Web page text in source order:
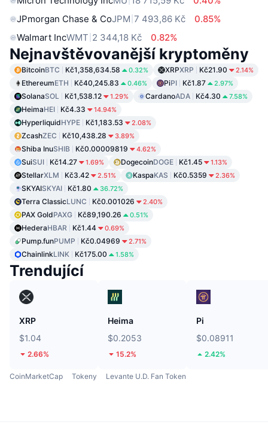
JPmorgan Chase & CoJPM 7 493,86 Kč
0.85%
Walmart IncWMT 2 344,18 Kč 0.82%
Nejnavštěvovanější kryptoměny
BitcoinBTC Kč1,358,634.58 0.32% XRPXRP Kč21.90 2.14%
EthereumETH Kč40,245.83 0.46% PiPI Kč1.87 2.97%
SolanaSOL Kč1,538.12 1.29% CardanoADA Kč4.30 7.58%
HeimaHEI Kč4.33 14.94%
HyperliquidHYPE Kč1,183.53 2.08%
ZcashZEC Kč10,438.28 3.89%
Shiba InuSHIB Kč0.00009819 4.62%
SuiSUI Kč14.27 1.69% DogecoinDOGE Kč1.45 1.13%
StellarXLM Kč3.42 2.51% KaspaKAS Kč0.5359 2.36%
SKYAISKYAI Kč1.80 36.72%
Terra ClassicLUNC Kč0.001026 2.40%
PAX GoldPAXG Kč89,190.26 0.51%
HederaHBAR Kč1.44 0.69%
Pump.funPUMP Kč0.04969 2.71%
ChainlinkLINK Kč175.00 1.58%
Trendující
XRP
$1.04
2.66%
Heima
$0.2053
15.2%
Pi
$0.08911
2.42%
CoinMarketCap Tokeny Levante U.D. Fan Token